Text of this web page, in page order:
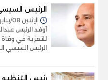
الرئيس
الإثنين 08/يناير/2024 - 05:44 م
أوفد الرئيس
للتعزية في
الرئيس السيسي